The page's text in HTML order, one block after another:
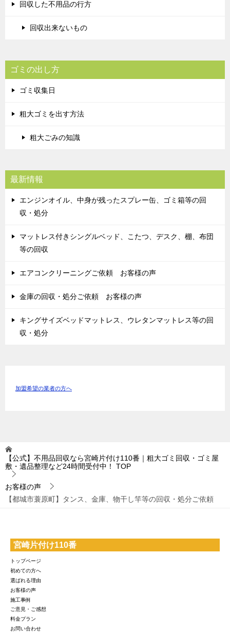
回収した不用品の行方
回収出来ないもの
ゴミの出し方
ゴミ収集日
粗大ゴミを出す方法
粗大ごみの知識
最新情報
エンジンオイル、中身が残ったスプレー缶、ゴミ箱等の回
収・処分
マットレス付きシングルベッド、こたつ、デスク、棚、布団
等の回収
エアコンクリーニングご依頼 お客様の声
金庫の回収・処分ご依頼 お客様の声
キングサイズベッドマットレス、ウレタンマットレス等の回
収・処分
加盟希望の業者の方へ
【公式】不用品回収なら宮崎片付け110番｜粗大ゴミ回収・ゴミ屋
敷・遺品整理など24時間受付中！
TOP
お客様の声
【都城市蓑原町】タンス、金庫、物干し竿等の回収・処分ご依頼
宮崎片付け110番
トップページ
初めての方へ
選ばれる理由
お客様の声
施工事例
ご意見・ご感想
料金プラン
お問い合わせ